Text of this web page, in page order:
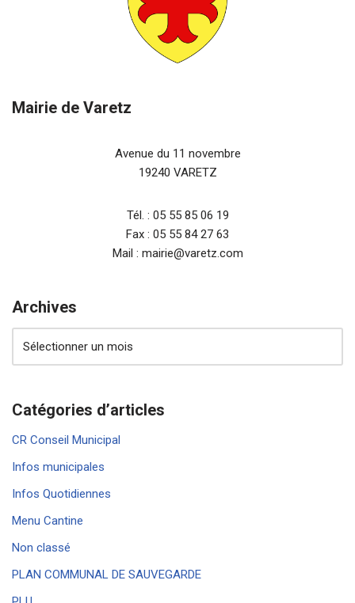
Mairie de Varetz
Avenue du 11 novembre
19240 VARETZ
Tél. : 05 55 85 06 19
Fax : 05 55 84 27 63
Mail : mairie@varetz.com
Archives
Catégories d’articles
CR Conseil Municipal
Infos municipales
Infos Quotidiennes
Menu Cantine
Non classé
PLAN COMMUNAL DE SAUVEGARDE